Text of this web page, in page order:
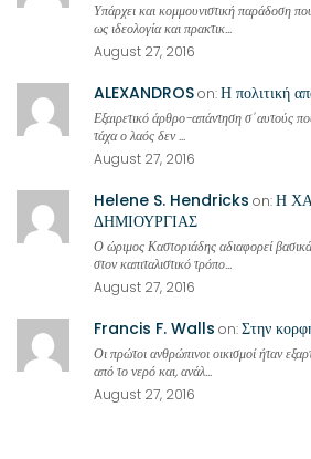
Υπάρχει και κομμουνιστική παράδοση
ως ιδεολογία και πρακτικ...
August 27, 2016
ALEXANDROSon:Η πολιτική
Εξαιρετικό άρθρο-απάντηση σ' αυτούς
τάχα ο λαός δεν ...
August 27, 2016
Helene S. Hendricks on:Η
ΔΗΜΙΟΥΡΓΙΑΣ
Ο ώριμος Καστοριάδης αδιαφορεί βασικά
στον καπιταλιστικό τρόπο...
August 27, 2016
Francis F. Walls on:Στην
Οι πρώτοι ανθρώπινοι οικισμοί ήταν
από το νερό και, ανάλ...
August 27, 2016